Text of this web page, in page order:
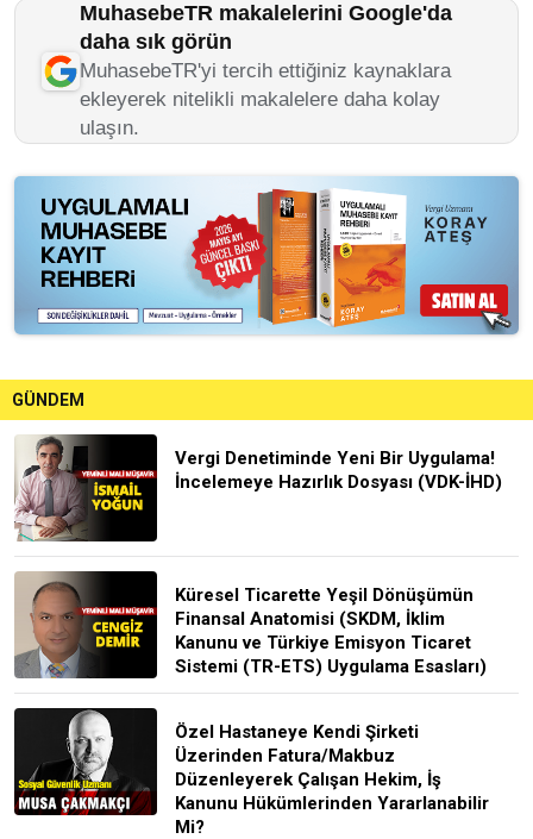
MuhasebeTR makalelerini Google'da
daha sık görün
MuhasebeTR'yi tercih ettiğiniz kaynaklara
ekleyerek nitelikli makalelere daha kolay
ulaşın.
GÜNDEM
Vergi Denetiminde Yeni Bir Uygulama!
İncelemeye Hazırlık Dosyası (VDK-İHD)
Küresel Ticarette Yeşil Dönüşümün
Finansal Anatomisi (SKDM, İklim
Kanunu ve Türkiye Emisyon Ticaret
Sistemi (TR-ETS) Uygulama Esasları)
Özel Hastaneye Kendi Şirketi
Üzerinden Fatura/Makbuz
Düzenleyerek Çalışan Hekim, İş
Kanunu Hükümlerinden Yararlanabilir
Mi?